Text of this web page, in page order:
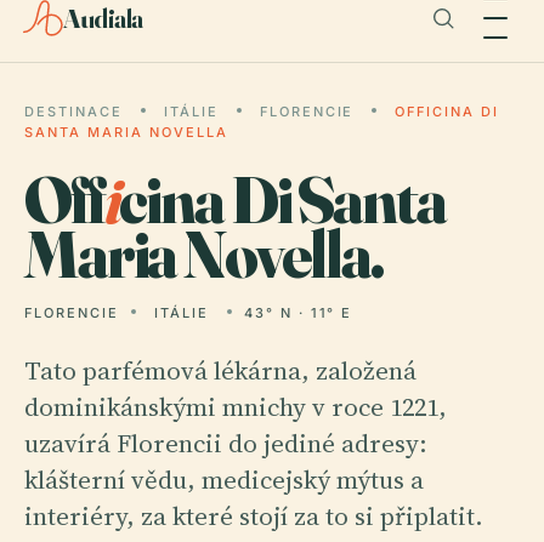
Audiala
DESTINACE ITÁLIE FLORENCIE
OFFICINA DI
SANTA MARIA NOVELLA
Officina Di Santa
Maria Novella.
FLORENCIE ITÁLIE 43° N · 11° E
Tato parfémová lékárna, založená
dominikánskými mnichy v roce 1221,
uzavírá Florencii do jediné adresy:
klášterní vědu, medicejský mýtus a
interiéry, za které stojí za to si připlatit.